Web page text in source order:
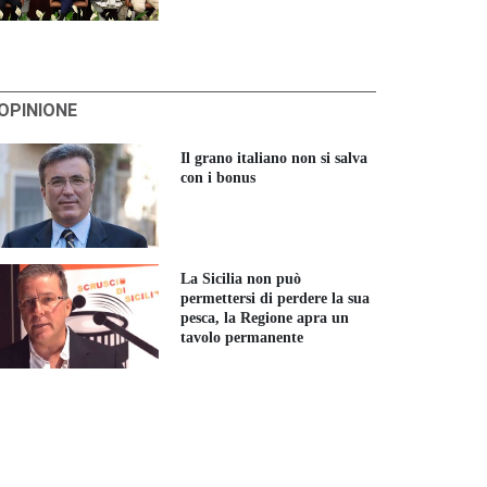
Il grano italiano non si salva
con i bonus
La Sicilia non può
permettersi di perdere la sua
pesca, la Regione apra un
tavolo permanente